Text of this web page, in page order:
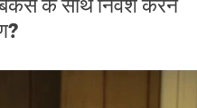
के साथ निवेश करने